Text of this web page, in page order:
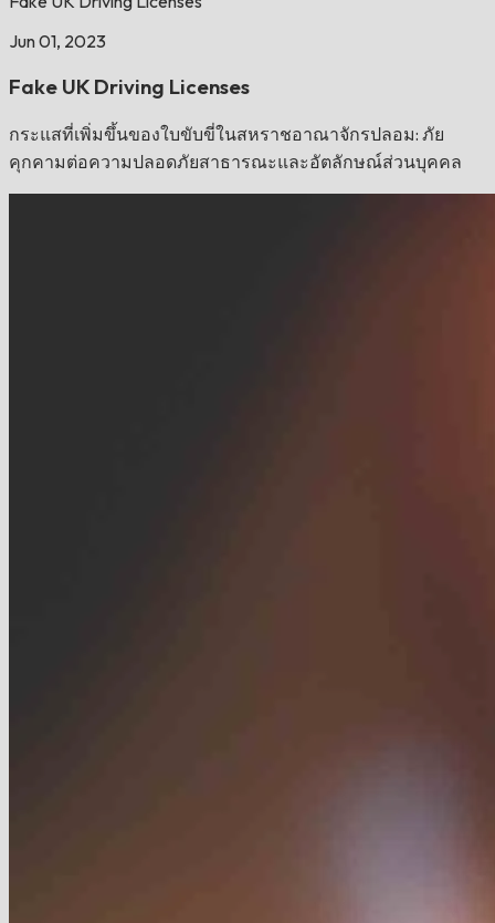
Jun 01, 2023
Fake UK Driving Licenses
กระแสที่เพิ่มขึ้นของใบขับขี่ในสหราชอาณาจักรปลอม: ภัย
คุกคามต่อความปลอดภัยสาธารณะและอัตลักษณ์ส่วนบุคคล